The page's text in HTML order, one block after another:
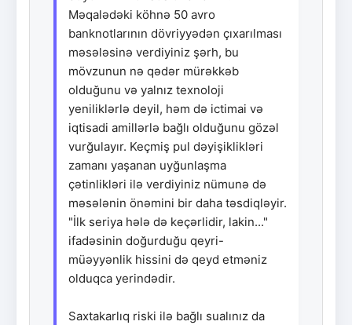
Məqalədəki köhnə 50 avro
banknotlarının dövriyyədən çıxarılması
məsələsinə verdiyiniz şərh, bu
mövzunun nə qədər mürəkkəb
olduğunu və yalnız texnoloji
yeniliklərlə deyil, həm də ictimai və
iqtisadi amillərlə bağlı olduğunu gözəl
vurğulayır. Keçmiş pul dəyişiklikləri
zamanı yaşanan uyğunlaşma
çətinlikləri ilə verdiyiniz nümunə də
məsələnin önəmini bir daha təsdiqləyir.
"İlk seriya hələ də keçərlidir, lakin..."
ifadəsinin doğurduğu qeyri-
müəyyənlik hissini də qeyd etməniz
olduqca yerindədir.
Saxtakarlıq riski ilə bağlı sualınız da